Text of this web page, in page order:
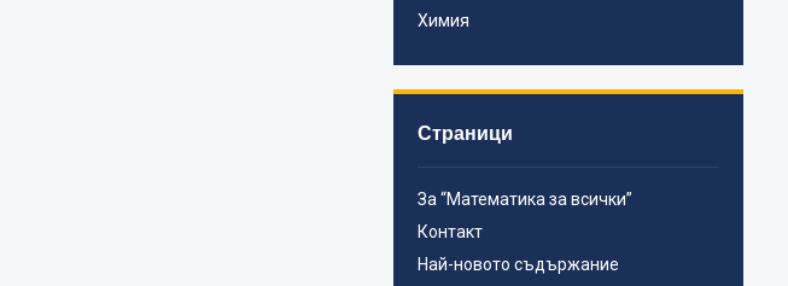
Химия
Страници
За “Математика за всички”
Контакт
Най-новото съдържание